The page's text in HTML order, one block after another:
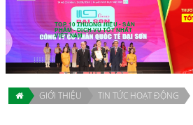
TOP 10 THƯƠNG HIỆU - SẢN
PHẨM - DỊCH VỤ TỐT NHẤT
VIỆT NAM
GIỚI THIỆU TIN TỨC HOẠT ĐỘNG